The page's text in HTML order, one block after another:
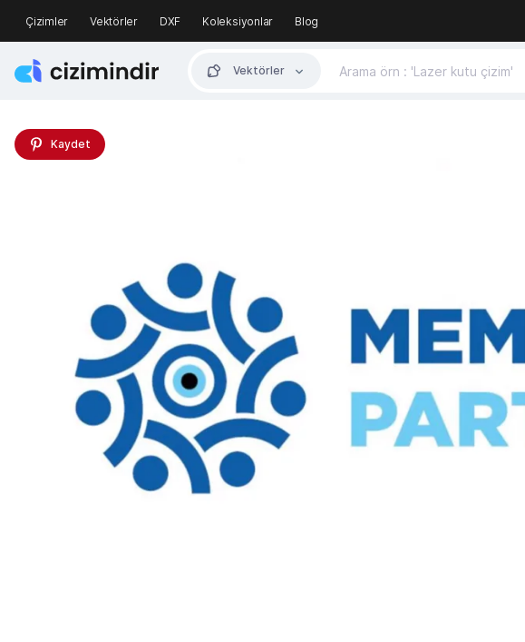
Çizimler Vektörler DXF Koleksiyonlar Blog
Vektörler
Kaydet